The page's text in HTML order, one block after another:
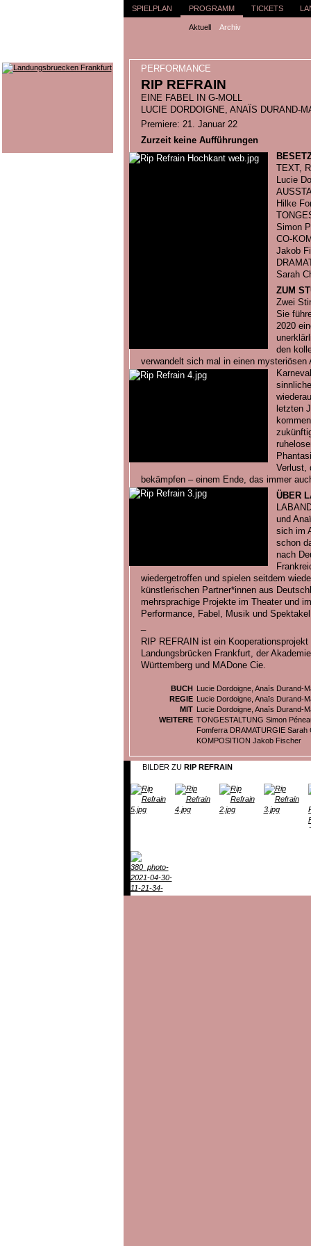
SPIELPLAN PROGRAMM
Aktuell Archiv
TICKETS
PERFORMANCE
RIP REFRAIN
EINE FABEL IN G-MOLL
LUCIE DORDOIGNE, ANAÏS DURAND-
Premiere: 21. Januar 22
Zurzeit keine Aufführungen
TEXT,
Lucie
Hilke
Simon
CO-
Jakob
Sarah
ZUM
Zwei
Sie
2020
den
verwandelt sich mal in einen mysteriösen
letzten
Verlust,
bekämpfen – einem Ende, das immer
ÜBER
und
sich im
schon
nach
wiedergetroffen und spielen seitdem
künstlerischen Partner*innen aus
mehrsprachige Projekte im Theater und
Performance, Fabel, Musik und
RIP REFRAIN ist ein
Landungsbrücken Frankfurt, der
Württemberg und MADone Cie.
BUCH Lucie Dordoigne, Anaïs Durand-
REGIE Lucie Dordoigne, Anaïs Durand-
MIT Lucie Dordoigne, Anaïs Durand-
WEITERE TONGESTALTUNG Simon
Fomferra DRAMATURGIE
KOMPOSITION Jakob Fischer
BILDER ZU RIP REFRAIN